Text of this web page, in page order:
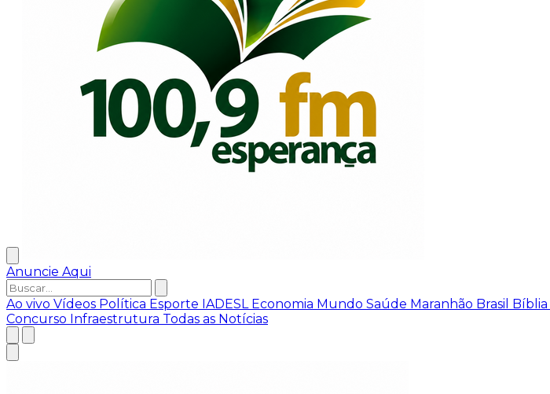
Anuncie Aqui
Ao vivo Vídeos Política Esporte IADESL Economia Mundo Saúde Maranhão Brasil Bíblia
Concurso Infraestrutura Todas as Notícias